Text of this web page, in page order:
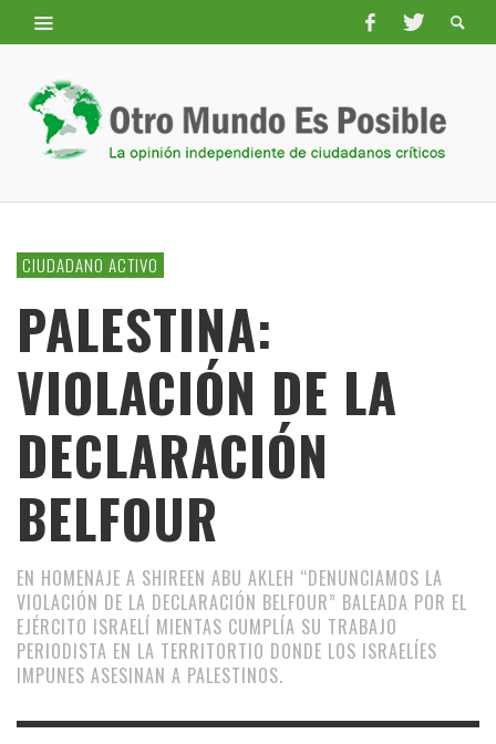
CIUDADANO ACTIVO
PALESTINA:
VIOLACIÓN DE LA
DECLARACIÓN
BELFOUR
EN HOMENAJE A SHIREEN ABU AKLEH “DENUNCIAMOS LA
VIOLACIÓN DE LA DECLARACIÓN BELFOUR” BALEADA POR EL
EJÉRCITO ISRAELÍ MIENTAS CUMPLÍA SU TRABAJO
PERIODISTA EN LA TERRITORTIO DONDE LOS ISRAELÍES
IMPUNES ASESINAN A PALESTINOS.